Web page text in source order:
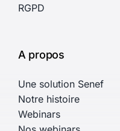
RGPD
A propos
Une solution Senef
Notre histoire
Webinars